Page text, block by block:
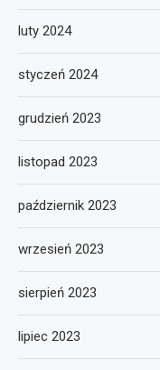
luty 2024
styczeń 2024
grudzień 2023
listopad 2023
październik 2023
wrzesień 2023
sierpień 2023
lipiec 2023